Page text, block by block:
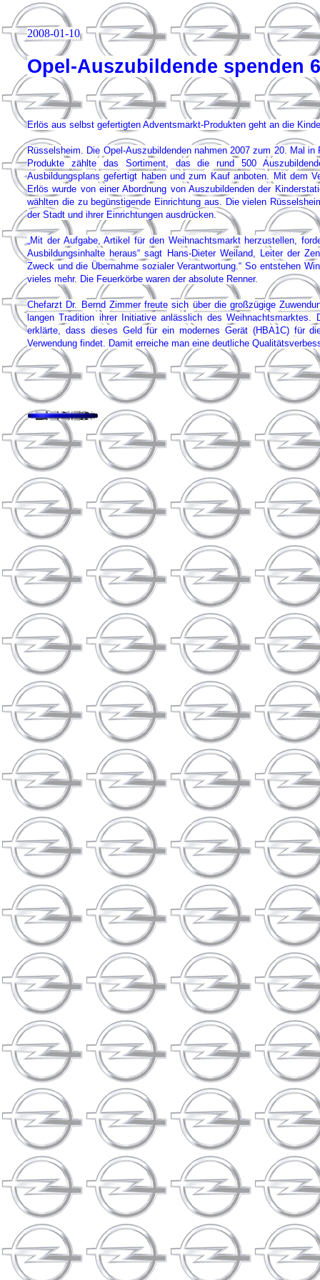
2008-01-10
Opel-Auszubildende spenden
Erlös aus selbst gefertigten Adventsmarkt-Produkten geht an die
Rüsselsheim. Die Opel-Auszubildenden nahmen 2007 zum 20. Mal
Produkte zählte das Sortiment, das die rund 500
Ausbildungsplans gefertigt haben und zum Kauf anboten. Mit dem
Erlös wurde von einer Abordnung von Auszubildenden der
wählten die zu begünstigende Einrichtung aus. Die vielen
der Stadt und ihrer Einrichtungen ausdrücken.
„Mit der Aufgabe, Artikel für den Weihnachtsmarkt herzustellen,
Ausbildungsinhalte heraus“ sagt Hans-Dieter Weiland, Leiter der
Zweck und die Übernahme sozialer Verantwortung.“ So entstehen
vieles mehr. Die Feuerkörbe waren der absolute Renner.
Chefarzt Dr. Bernd Zimmer freute sich über die großzügige
langen Tradition ihrer Initiative anlässlich des
erklärte, dass dieses Geld für ein modernes Gerät (HBA1C) für
Verwendung findet. Damit erreiche man eine deutliche